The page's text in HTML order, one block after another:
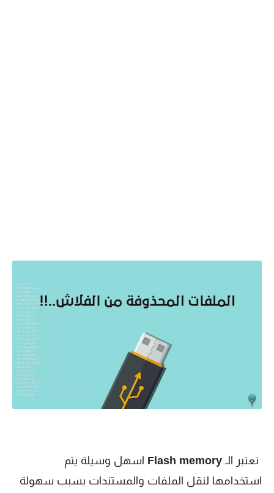
تعتبر الـ Flash memory اسهل وسيلة يتم
استخدامها لنقل الملفات والمستندات بسبب سهولة